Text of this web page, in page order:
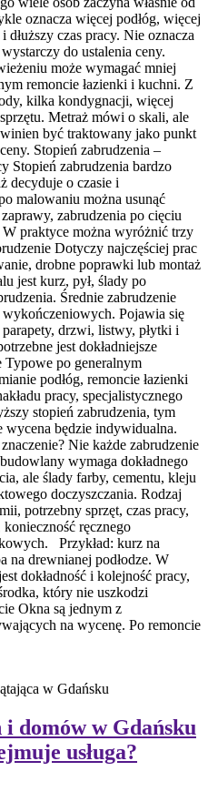
oznacza więcej podłóg, więcej
czas pracy. Nie oznacza
do ustalenia ceny.
może wymagać mniej
remoncie łazienki i kuchni. Z
kilka kondygnacji, więcej
Metraż mówi o skali, ale
być traktowany jako punkt
Stopień zabrudzenia –
Stopień zabrudzenia bardzo
decyduje o czasie i
malowaniu można usunąć
zabrudzenia po cięciu
W praktyce można wyróżnić trzy
Dotyczy najczęściej prac
drobne poprawki lub montaż
jest kurz, pył, ślady po
Średnie zabrudzenie
Pojawia się
drzwi, listwy, płytki i
jest dokładniejsze
Typowe po generalnym
podłóg, remoncie łazienki
pracy, specjalistycznego
stopień zabrudzenia, tym
wycena będzie indywidualna.
Nie każde zabrudzenie
wymaga dokładnego
ale ślady farby, cementu, kleju
doczyszczania. Rodzaj
potrzebny sprzęt, czas pracy,
ręcznego
Przykład: kurz na
na drewnianej podłodze. W
dokładność i kolejność pracy,
który nie uszkodzi
Okna są jednym z
na wycenę. Po remoncie
domów w Gdańsku
usługa?